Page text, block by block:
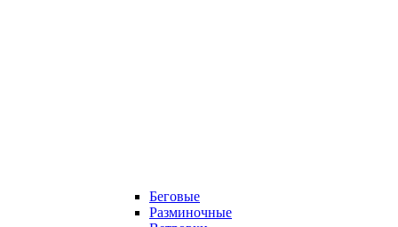
Беговые
Разминочные